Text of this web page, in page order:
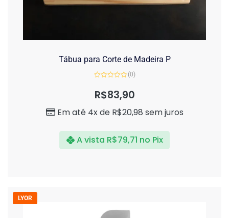
Tábua para Corte de Madeira P
de
(0)
R$83,90
Em até 4x de R$20,98 sem juros
A vista R$79,71 no Pix
LYOR